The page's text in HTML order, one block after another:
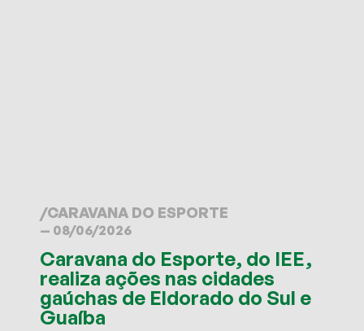
/CARAVANA DO ESPORTE
— 08/06/2026
Caravana do Esporte, do IEE,
realiza ações nas cidades
gaúchas de Eldorado do Sul e
Guaíba